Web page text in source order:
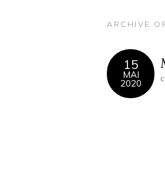
ARCHIVE
15
MAI
2020